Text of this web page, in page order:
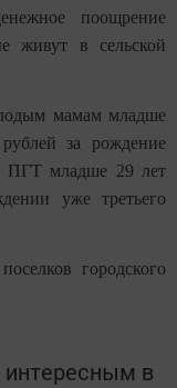
поощрение
живут в сельской
мамам младше
за рождение
ПГТ младше 29 лет
уже третьего
городского
в